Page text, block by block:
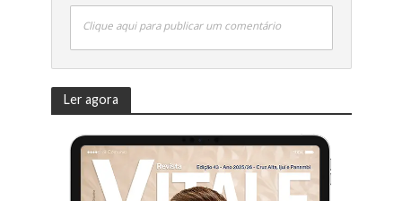
Clique aqui para publicar um comentário
Ler agora